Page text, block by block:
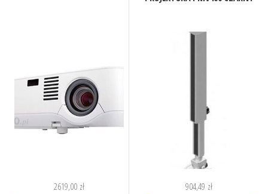
2619,00 zł 904,49 zł